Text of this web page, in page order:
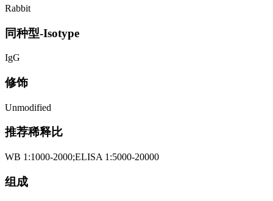
Rabbit
同种型-Isotype
IgG
修饰
Unmodified
推荐稀释比
WB 1:1000-2000;ELISA 1:5000-20000
组成